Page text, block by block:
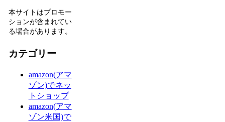
本サイトはプロモー
ションが含まれてい
る場合があります。
カテゴリー
amazon(アマ
ゾン)でネッ
トショップ
amazon(アマ
ゾン米国)で